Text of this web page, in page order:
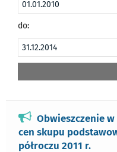
do:
Obwieszczenie
cen skupu
półroczu 2011 r.